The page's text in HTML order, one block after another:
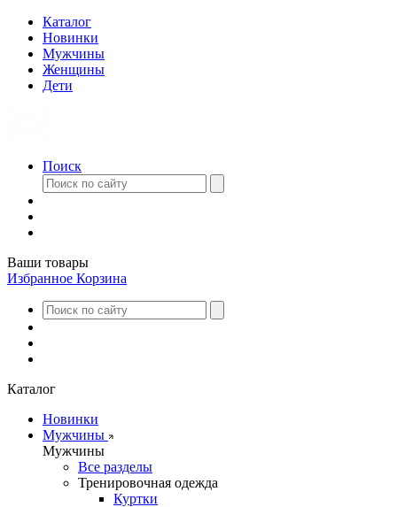
Каталог
Новинки
Мужчины
Женщины
Дети
Поиск
Ваши товары
Избранное Корзина
Каталог
Новинки
Мужчины
Мужчины
Все разделы
Тренировочная одежда
Куртки